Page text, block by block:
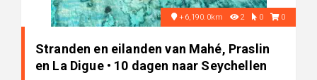
+6,190.0km 2 0 0
Stranden en eilanden van Mahé, Praslin
en La Digue • 10 dagen naar Seychellen